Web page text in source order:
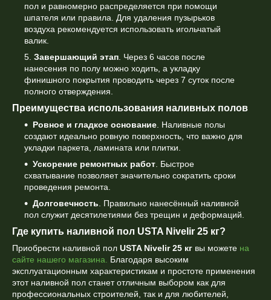
пол и равномерно распределяется при помощи
шпателя или правила. Для удаления пузырьков
воздуха рекомендуется использовать игольчатый
валик.
Завершающий этап . Через 6 часов после
нанесения по полу можно ходить, а укладку
финишного покрытия проводить через 7 суток после
полного отверждения.
Преимущества использования наливных полов
Ровное и гладкое основание . Наливные полы
создают идеально ровную поверхность, что важно для
укладки паркета, ламината или плитки.
Ускорение ремонтных работ . Быстрое
схватывание позволяет значительно сократить сроки
проведения ремонта.
Долговечность . Правильно нанесённый наливной
пол служит десятилетиями без трещин и деформаций.
Где купить наливной пол USTA Nivelir 25 кг?
Приобрести наливной пол USTA Nivelir 25 кг вы можете на
сайте нашего магазина.
Благодаря высоким
эксплуатационным характеристикам и простоте применения
этот наливной пол станет отличным выбором как для
профессиональных строителей, так и для любителей,